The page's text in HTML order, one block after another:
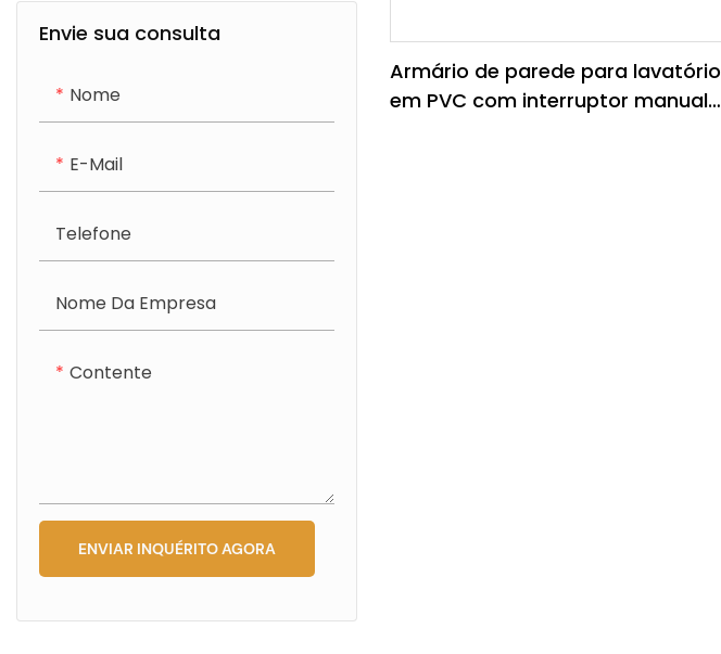
madeira compensada
carvalho
Envie sua consulta
Nome
E-Mail
Telefone
Nome Da Empresa
Contente
ENVIAR INQUÉRITO AGORA
Armário de parede para lavatório
em PVC com interruptor manual e